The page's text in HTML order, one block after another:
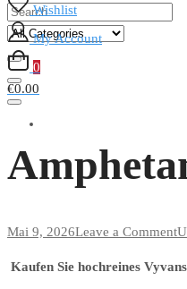
Wishlist
My Account
0
€0.00
Mai 9, 2026Leave a Comment
Kaufen Sie hochreines